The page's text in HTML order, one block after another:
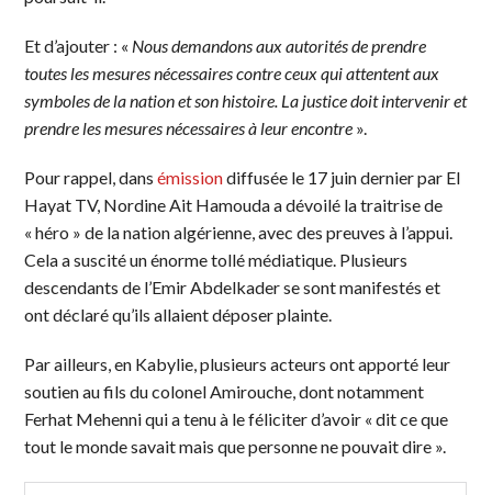
Et d’ajouter : « Nous demandons aux autorités de prendre
toutes les mesures nécessaires contre ceux qui attentent aux
symboles de la nation et son histoire. La justice doit intervenir et
prendre les mesures nécessaires à leur encontre ».
Pour rappel, dansémissiondiffusée le 17 juin dernier par El
Hayat TV, Nordine Ait Hamouda a dévoilé la traitrise de
« héro » de la nation algérienne, avec des preuves à l’appui.
Cela a suscité un énorme tollé médiatique. Plusieurs
descendants de l’Emir Abdelkader se sont manifestés et
ont déclaré qu’ils allaient déposer plainte.
Par ailleurs, en Kabylie, plusieurs acteurs ont apporté leur
soutien au fils du colonel Amirouche, dont notamment
Ferhat Mehenni qui a tenu à le féliciter d’avoir « dit ce que
tout le monde savait mais que personne ne pouvait dire ».